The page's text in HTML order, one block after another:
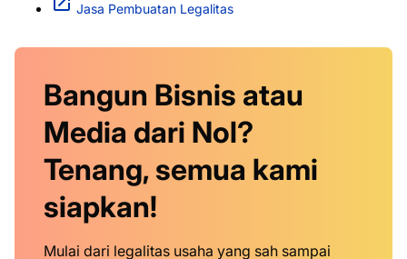
Jasa Pembuatan Legalitas
Bangun Bisnis atau
Media dari Nol?
Tenang, semua kami
siapkan!
Mulai dari legalitas usaha yang sah sampai